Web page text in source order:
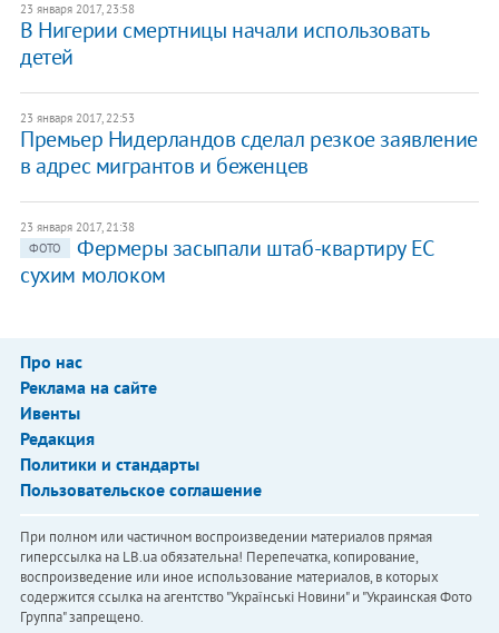
23 января 2017, 23:58
В Нигерии смертницы начали использовать
детей
23 января 2017, 22:53
​Премьер Нидерландов сделал резкое заявление
в адрес мигрантов и беженцев
23 января 2017, 21:38
ФОТО
Фермеры засыпали штаб-квартиру ЕС
сухим молоком
Про нас
Реклама на сайте
Ивенты
Редакция
Политики и стандарты
Пользовательское соглашение
При полном или частичном воспроизведении материалов прямая
гиперссылка на LB.ua обязательна! Перепечатка, копирование,
воспроизведение или иное использование материалов, в которых
содержится ссылка на агентство "Українськi Новини" и "Украинская Фото
Группа" запрещено.